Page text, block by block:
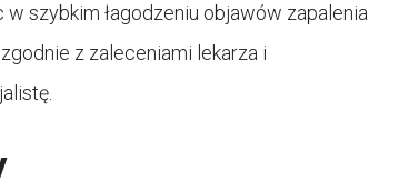
szybkim łagodzeniu objawów zapalenia
z zaleceniami lekarza i